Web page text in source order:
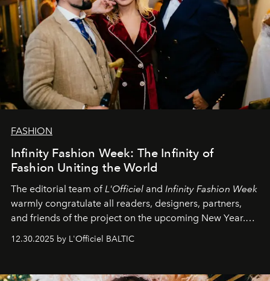
FASHION
Infinity Fashion Week: The Infinity of
Fashion Uniting the World
The editorial team ofL'Officiel and Infinity Fashion Week
warmly congratulate all readers, designers, partners,
and friends of the project on the upcoming New Year.
May 2026 bring growth, inspiration, bold ideas, and new
achievements.
12.30.2025 by L'Officiel BALTIC